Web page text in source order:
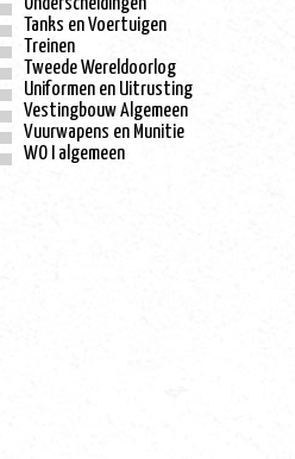
Onderscheidingen
Tanks en Voertuigen
Treinen
Tweede Wereldoorlog
Uniformen en Uitrusting
Vestingbouw Algemeen
Vuurwapens en Munitie
WO I algemeen